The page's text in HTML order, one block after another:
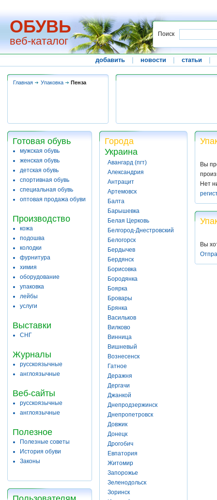
ОБУВЬ
веб-каталог
Поиск
добавить новости статьи
Главная Упаковка Пенза
Готовая обувь
мужская обувь
женская обувь
детская обувь
спортивная обувь
специальная обувь
оптовая продажа обуви
Производство
кожа
подошва
колодки
фурнитура
химия
оборудование
упаковка
лейбы
услуги
Выставки
СНГ
Журналы
русскоязычные
англоязычные
Веб-сайты
русскоязычные
англоязычные
Полезное
Полезные советы
История обуви
Законы
Города
Украина
Авангард (пгт)
Александрия
Антрацит
Артемовск
Балта
Барышевка
Белая Церковь
Белгород-Днестровский
Белогорск
Бердычев
Бердянск
Борисовка
Бородянка
Боярка
Бровары
Брянка
Васильков
Вилково
Винница
Вишневый
Вознесенск
Гатное
Деражня
Дергачи
Джанкой
Днепродзержинск
Днепропетровск
Довжик
Донецк
Дрогобич
Евпатория
Житомир
Запорожье
Зеленодольск
Зоринск
Вы
Нет
Вы